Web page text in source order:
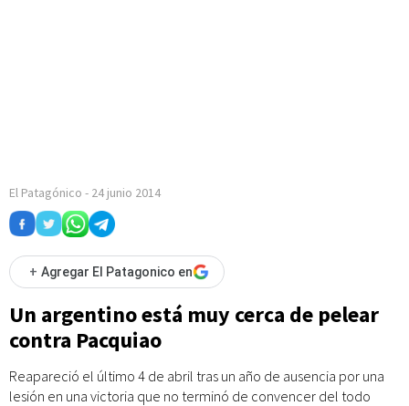
El Patagónico - 24 junio 2014
+ Agregar El Patagonico en
Un argentino está muy cerca de pelear
contra Pacquiao
Reapareció el último 4 de abril tras un año de ausencia por una
lesión en una victoria que no terminó de convencer del todo